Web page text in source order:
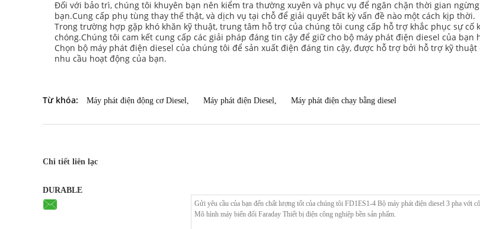
Đối với bảo trì, chúng tôi khuyên bạn nên kiểm tra thường xuyên và phục vụ để ngăn chặn thời gian
bạn.Cung cấp phụ tùng thay thế thật, và dịch vụ tại chỗ để giải quyết bất kỳ vấn đề nào một cách kịp thời.
Trong trường hợp gặp khó khăn kỹ thuật, trung tâm hỗ trợ của chúng tôi cung cấp hỗ trợ khắc phục sự cố
chóng.Chúng tôi cam kết cung cấp các giải pháp đáng tin cậy để giữ cho bộ máy phát điện diesel của
Chọn bộ máy phát điện diesel của chúng tôi để sản xuất điện đáng tin cậy, được hỗ trợ bởi hỗ trợ kỹ
nhu cầu hoạt động của bạn.
Từ khóa: Máy phát điện động cơ Diesel, Máy phát điện Diesel, Máy phát điện chạy bằng diesel
Chi tiết liên lạc
DURABLE